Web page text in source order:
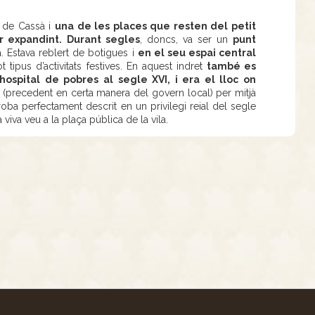
Cassà i una de les places que resten del petit
expandint.
Durant segles , doncs, va ser un punt
Estava reblert de botigues i en el seu espai central
tipus d’activitats festives. En aquest indret també es
de pobres al segle XVI, i era el lloc on
(precedent en certa manera del govern local) per mitjà
perfectament descrit en un privilegi reial del segle
veu a la plaça pública de la vila.